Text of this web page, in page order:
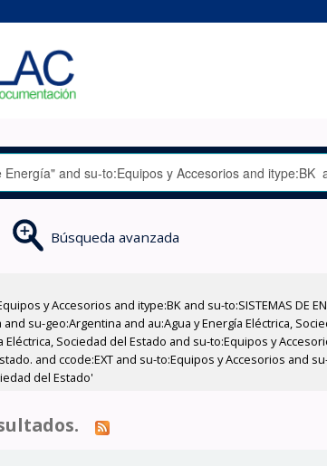
Búsqueda avanzada
y Accesorios and itype:BK and su-to:SISTEMAS DE
su-geo:Argentina and au:Agua y Energía Eléctrica,
Sociedad del Estado and su-to:Equipos y
and ccode:EXT and su-to:Equipos y Accesorios and
del Estado'